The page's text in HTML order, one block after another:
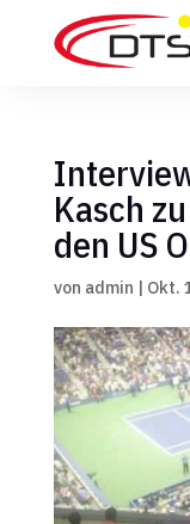
Kasch
den US
von admin | Okt.